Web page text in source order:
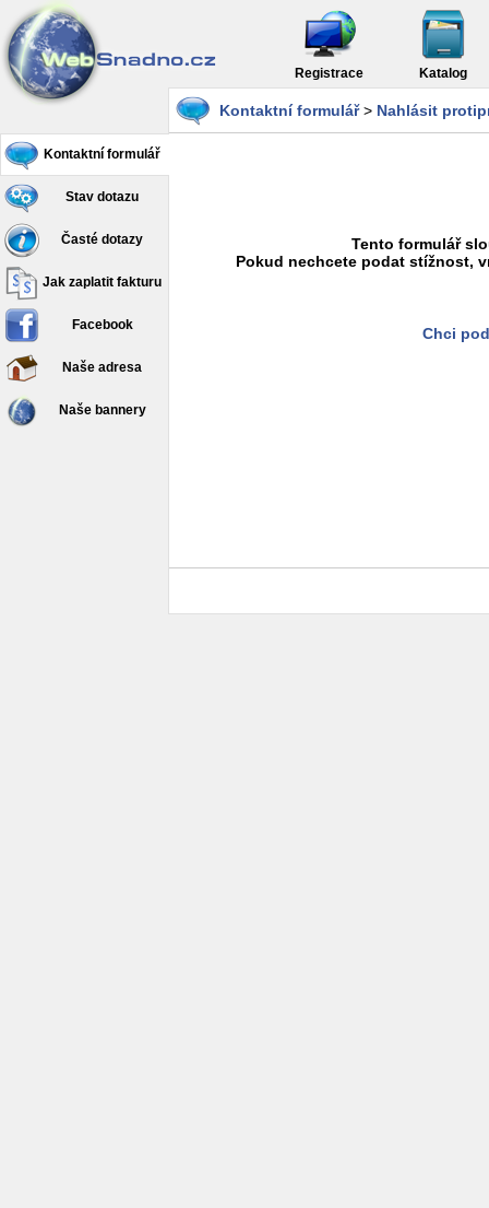
Registrace Katalog
Kontaktní formulář
Stav dotazu
Časté dotazy
Jak zaplatit fakturu
Facebook
Naše adresa
Naše bannery
Kontaktní formulář> Nahlásit
Tento formulář
Pokud nechcete podat stížnost,
Chci